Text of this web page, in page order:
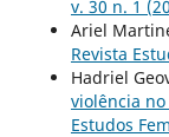
v. 30 n. 1
Ariel
Revista
Hadriel
violência no
Estudos